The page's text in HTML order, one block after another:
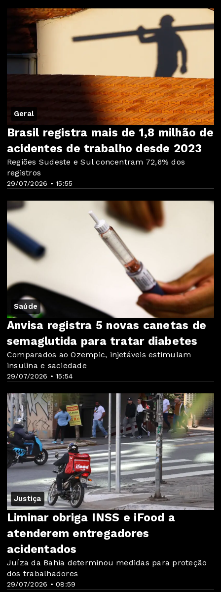
Geral
29/07/2026 • 15:55
Brasil registra mais de 1,8 milhão de
acidentes de trabalho desde 2023
Regiões Sudeste e Sul concentram 72,6% dos
registros
Saúde
29/07/2026 • 15:54
Anvisa registra 5 novas canetas de
semaglutida para tratar diabetes
Comparados ao Ozempic, injetáveis estimulam
insulina e saciedade
Justiça
29/07/2026 • 08:59
Liminar obriga INSS e iFood a
atenderem entregadores
acidentados
Juíza da Bahia determinou medidas para proteção
dos trabalhadores